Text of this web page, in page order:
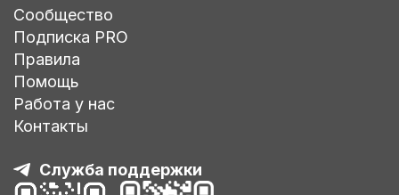
Сообщество
Подписка PRO
Правила
Помощь
Работа у нас
Контакты
Служба поддержки